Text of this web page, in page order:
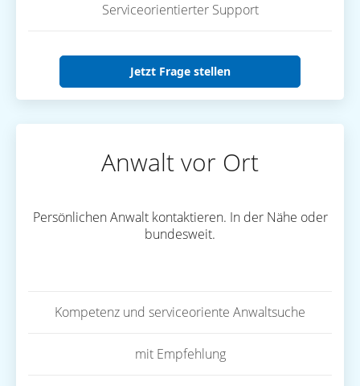
Serviceorientierter Support
Jetzt Frage stellen
Anwalt vor Ort
Persönlichen Anwalt kontaktieren. In der Nähe oder
bundesweit.
Kompetenz und serviceoriente Anwaltsuche
mit Empfehlung